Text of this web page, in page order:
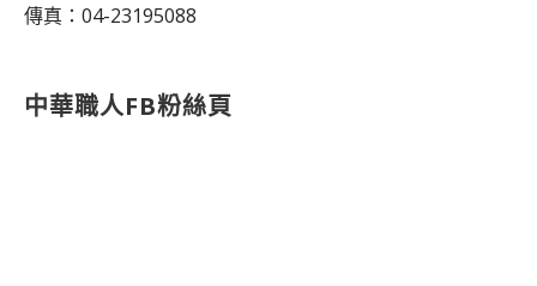
傳真：04-23195088
中華職人FB粉絲頁